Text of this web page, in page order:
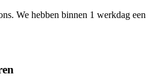
We hebben binnen 1 werkdag een